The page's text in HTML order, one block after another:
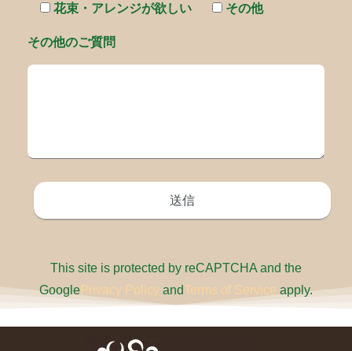
花束・アレンジが欲しい
その他
その他のご質問
This site is protected by reCAPTCHA and the
GooglePrivacy Policy andTerms of Service apply.